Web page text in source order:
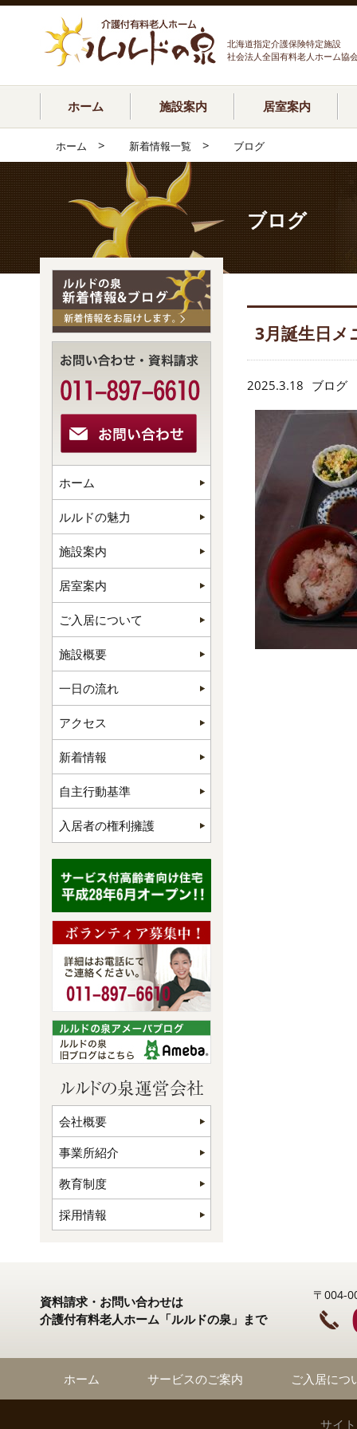
北海道指定介護保険特定施設
社会法人全国有料老人ホーム協
ホーム 施設案内 居室案内
ホーム > 新着情報一覧 > ブログ
ブログ
3月誕生日メ
2025.3.18 ブログ
ホーム
ルルドの魅力
施設案内
居室案内
ご入居について
施設概要
一日の流れ
アクセス
新着情報
自主行動基準
入居者の権利擁護
会社概要
事業所紹介
教育制度
採用情報
資料請求・お問い合わせは
介護付有料老人ホーム「ルルドの泉」まで
〒004-
ホーム サービスのご案内 ご入居につ
サイ